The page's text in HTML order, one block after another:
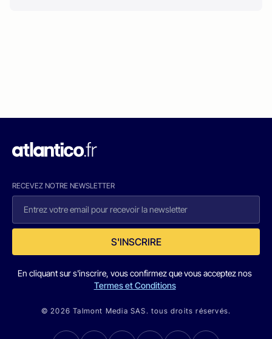
RECEVEZ NOTRE NEWSLETTER
S'INSCRIRE
En cliquant sur s'inscrire, vous confirmez que vous acceptez nos
Termes et Conditions
© 2026 Talmont Media SAS. tous droits réservés.